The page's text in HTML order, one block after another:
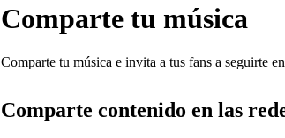
Comparte tu música
Comparte tu música e invita a tus fans a seguirte
Comparte contenido en las